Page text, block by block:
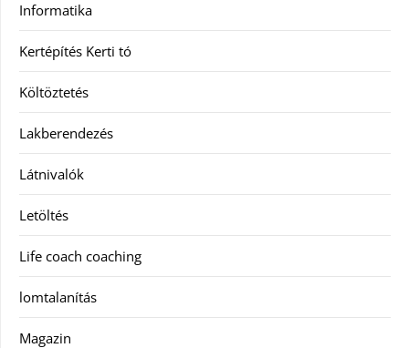
Informatika
Kertépítés Kerti tó
Költöztetés
Lakberendezés
Látnivalók
Letöltés
Life coach coaching
lomtalanítás
Magazin